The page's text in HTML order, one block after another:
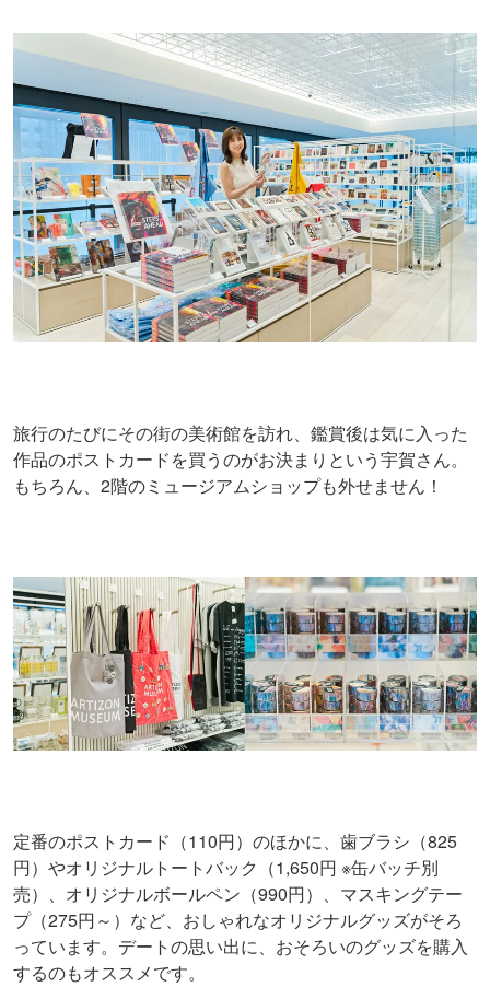
旅行のたびにその街の美術館を訪れ、鑑賞後は気に入った
作品のポストカードを買うのがお決まりという宇賀さん。
もちろん、2階のミュージアムショップも外せません！
定番のポストカード（110円）のほかに、歯ブラシ（825
円）やオリジナルトートバック（1,650円 ※缶バッチ別
売）、オリジナルボールペン（990円）、マスキングテー
プ（275円～）など、おしゃれなオリジナルグッズがそろ
っています。デートの思い出に、おそろいのグッズを購入
するのもオススメです。